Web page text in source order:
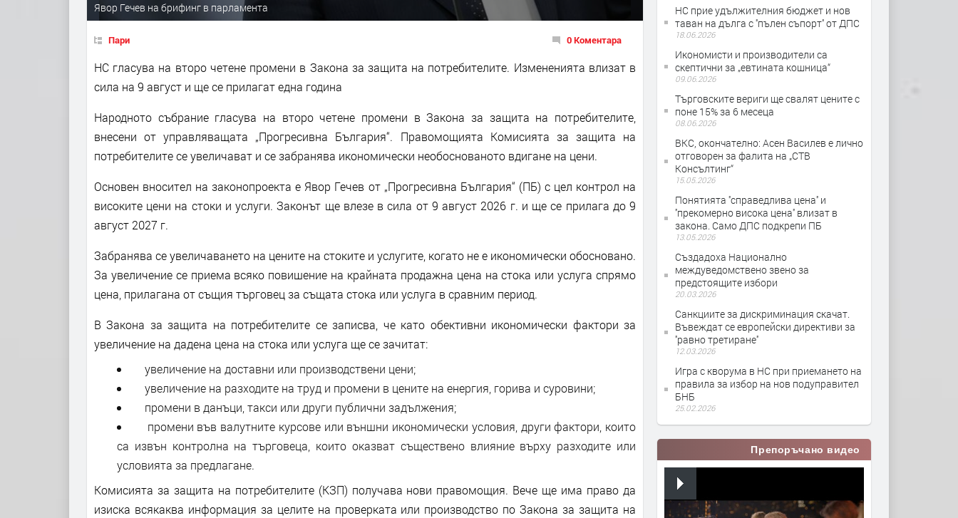
Явор Гечев на брифинг в парламента
Пари 0 Коментара
НС гласува на второ четене промени в Закона за защита на потребителите. Измененията влизат в
сила на 9 август и ще се прилагат една година
Народното събрание гласува на второ четене промени в Закона за защита на потребителите,
внесени от управляващата „Прогресивна България“. Правомощията Комисията за защита на
потребителите се увеличават и се забранява икономически необоснованото вдигане на цени.
Основен вносител на законопроекта е Явор Гечев от „Прогресивна България“ (ПБ) с цел контрол на
високите цени на стоки и услуги. Законът ще влезе в сила от 9 август 2026 г. и ще се прилага до 9
август 2027 г.
Забранява се увеличаването на цените на стоките и услугите, когато не е икономически обосновано.
За увеличение се приема всяко повишение на крайната продажна цена на стока или услуга спрямо
цена, прилагана от същия търговец за същата стока или услуга в сравним период.
В Закона за защита на потребителите се записва, че като обективни икономически фактори за
увеличение на дадена цена на стока или услуга ще се зачитат:
увеличение на доставни или производствени цени;
увеличение на разходите на труд и промени в цените на енергия, горива и суровини;
промени в данъци, такси или други публични задължения;
промени във валутните курсове или външни икономически условия, други фактори, които
са извън контролна на търговеца, които оказват съществено влияние върху разходите или
условията за предлагане.
Комисията за защита на потребителите (КЗП) получава нови правомощия. Вече ще има право да
изиска всякаква информация за целите на проверката или производство по Закона за защита на
НС прие удължителния бюджет и нов
таван на дълга с ''пълен съпорт'' от ДПС
18.06.2026
Икономисти и производители са
скептични за „евтината кошница“
09.06.2026
Търговските вериги ще свалят цените с
поне 15% за 6 месеца
08.06.2026
ВКС, окончателно: Асен Василев е лично
отговорен за фалита на „СТВ
Консълтинг“
15.05.2026
Понятията ''справедлива цена'' и
''прекомерно висока цена'' влизат в
закона. Само ДПС подкрепи ПБ
13.05.2026
Създадоха Национално
междуведомствено звено за
предстоящите избори
20.03.2026
Санкциите за дискриминация скачат.
Въвеждат се европейски директиви за
''равно третиране''
12.03.2026
Игра с кворума в НС при приемането на
правила за избор на нов подуправител
БНБ
25.02.2026
Препоръчано видео